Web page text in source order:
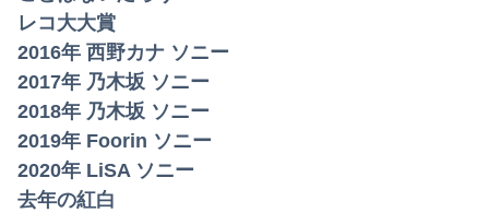
レコ大大賞
2016年 西野カナ ソニー
2017年 乃木坂 ソニー
2018年 乃木坂 ソニー
2019年 Foorin ソニー
2020年 LiSA ソニー
去年の紅白